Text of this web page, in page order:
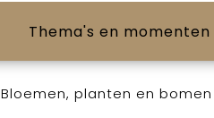
Thema's en momenten
Bloemen, planten en bomen